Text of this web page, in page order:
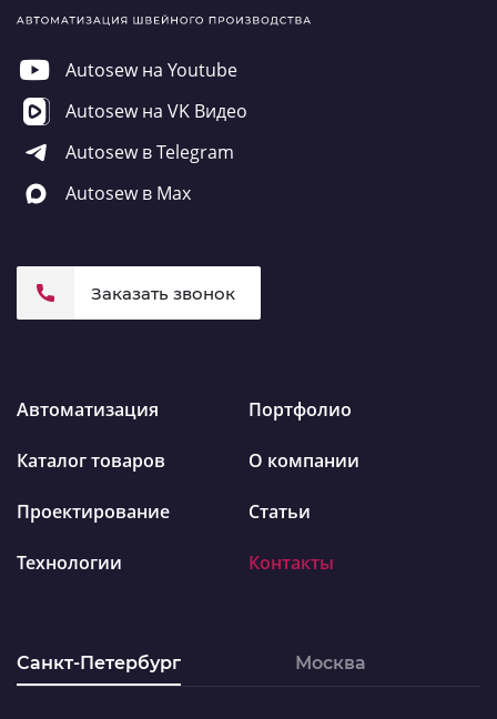
Autosew на Youtube
Autosew на VK Видео
Autosew в Telegram
Autosew в Max
Автоматизация
Каталог товаров
Проектирование
Технологии
Портфолио
О компании
Статьи
Контакты
Санкт-Петербург Москва
Заказать звонок